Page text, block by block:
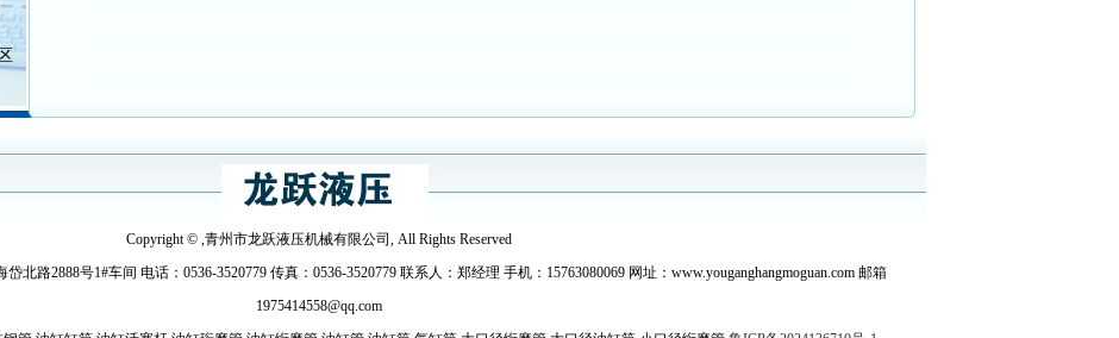
Copyright © ,青州市龙跃液压机械有限公司, All Rights Reserved
北路2888号1#车间 电话：0536-3520779 传真：0536-3520779 联系人：郑经理 手机：15763080069 网址：www.youganghangmoguan.com 邮箱
1975414558@qq.com